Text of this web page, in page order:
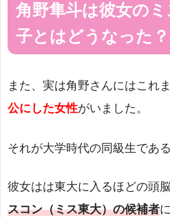
角野隼斗は彼女の
子とはどうなった？
また、実は角野さんにはこれ
公にした女性がいました。
それが大学時代の同級生である
彼女はは東大に入るほどの頭
スコン（ミス東大）の候補者